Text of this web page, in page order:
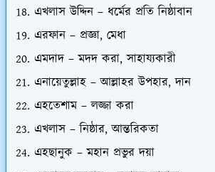
এখলাস উদ্দিন – ধর্মের প্রতি নিষ্ঠাবান
এরফান – প্রজ্ঞা, মেধা
এমদাদ – মদদ করা, সাহায্যকারী
এনায়েতুল্লাহ – আল্লাহর উপহার, দান
এহতেশাম – লজ্জা করা
এখলাস – নিষ্ঠার, আন্তরিকতা
এহছানুক – মহান প্রভুর দয়া